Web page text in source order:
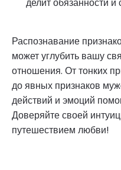
Распознавание
может углубить вашу
отношения. От тонких
до явных признаков
действий и эмоций
Доверяйте своей
путешествием любви!